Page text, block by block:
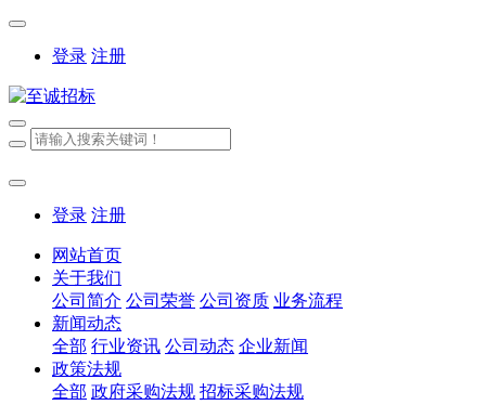
登录 注册
登录 注册
网站首页
关于我们
公司简介 公司荣誉 公司资质 业务流程
新闻动态
全部 行业资讯 公司动态 企业新闻
政策法规
全部 政府采购法规 招标采购法规